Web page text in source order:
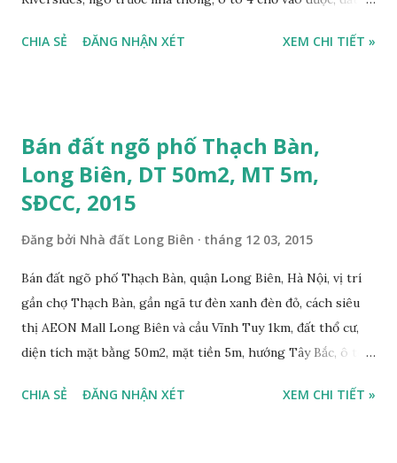
mặt tiền 12m, mặt ngõ trước rộng 3m, ngõ thông, ngõ phía
bán tại phường Phúc Lợi bên dưới đây:
CHIA SẺ ĐĂNG NHẬN XÉT XEM CHI TIẾT »
Bán đất ngõ phố Thạch Bàn,
Long Biên, DT 50m2, MT 5m,
SĐCC, 2015
Đăng bởi Nhà đất Long Biên tháng 12 03, 2015
Bán đất ngõ phố Thạch Bàn, quận Long Biên, Hà Nội, vị trí
gần chợ Thạch Bàn, gần ngã tư đèn xanh đèn đỏ, cách siêu
thị AEON Mall Long Biên và cầu Vĩnh Tuy 1km, đất thổ cư,
diện tích mặt bằng 50m2, mặt tiền 5m, hướng Tây Bắc, ô tô
dựng nhà ở ngay, sổ đỏ chính chủ, giá bán 1,4 tỷ. Liên hệ:
CHIA SẺ ĐĂNG NHẬN XÉT XEM CHI TIẾT »